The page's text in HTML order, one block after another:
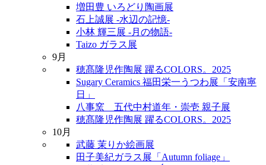
増田豊 いろどり陶画展
石上誠展 -水辺の記憶-
小林 輝三展 -月の物語-
Taizo ガラス展
9月
穂髙隆児作陶展 躍るCOLORS。2025
Sugary Ceramics 福田栄一うつわ展「安南寧
日」
八事窯 五代中村道年・崇壱 親子展
穂髙隆児作陶展 躍るCOLORS。2025
10月
武藤 茉りか絵画展
田子美紀ガラス展「Autumn foliage」